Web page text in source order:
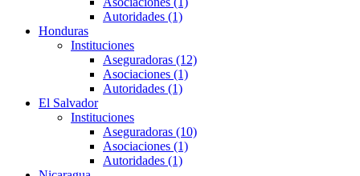
Autoridades (1)
Honduras
Instituciones
Aseguradoras (12)
Asociaciones (1)
Autoridades (1)
El Salvador
Instituciones
Aseguradoras (10)
Asociaciones (1)
Autoridades (1)